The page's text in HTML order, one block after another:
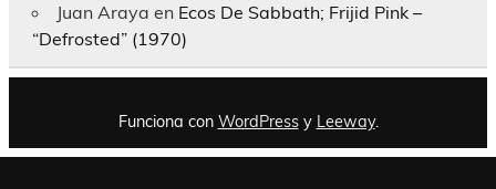
Juan Araya en Ecos De Sabbath; Frijid Pink –
“Defrosted” (1970)
Funciona con WordPressy Leeway.